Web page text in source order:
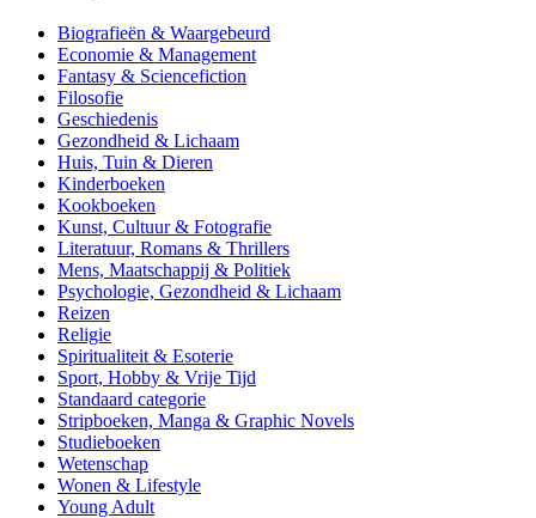
Biografieën & Waargebeurd
Economie & Management
Fantasy & Sciencefiction
Filosofie
Geschiedenis
Gezondheid & Lichaam
Huis, Tuin & Dieren
Kinderboeken
Kookboeken
Kunst, Cultuur & Fotografie
Literatuur, Romans & Thrillers
Mens, Maatschappij & Politiek
Psychologie, Gezondheid & Lichaam
Reizen
Religie
Spiritualiteit & Esoterie
Sport, Hobby & Vrije Tijd
Standaard categorie
Stripboeken, Manga & Graphic Novels
Studieboeken
Wetenschap
Wonen & Lifestyle
Young Adult